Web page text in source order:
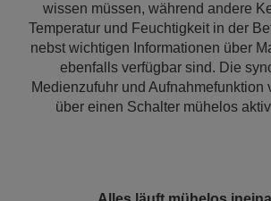
wissen müssen, während andere
Temperatur und Feuchtigkeit in der
nebst wichtigen Informationen über
ebenfalls verfügbar sind. Die
Medienzufuhr und Aufnahmefunktion
über einen Schalter mühelos